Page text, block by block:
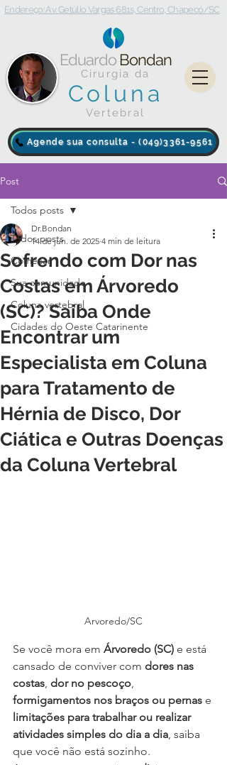
Agende sua consulta - (049)3361-9561
Eduardo Bondan
Cirurgia da
Coluna
Vertebral
Endereço: Av. Getúlio Vargas 681s, Centro, Chapecó/SC
Post
Todos posts
Começar
Sua comunidade
Coluna vertebral
Cidades do Oeste Catarinente
Todos posts
Sofrendo com Dor nas
Costas em Árvoredo
(SC)? Saiba Onde
Encontrar um
Especialista em Coluna
para Tratamento de
Hérnia de Disco, Dor
Ciática e Outras Doenças
da Coluna Vertebral
Dr.Bondan
14 de jun. de 2025 4 min de leitura
Arvoredo/SC
Se você mora em Árvoredo (SC) e está
cansado de conviver com dores nas
costas dor no pescoço
formigamentos nos braços ou pernas e
limitações para trabalhar ou realizar
atividades simples do dia a dia , saiba
que você não está sozinho.